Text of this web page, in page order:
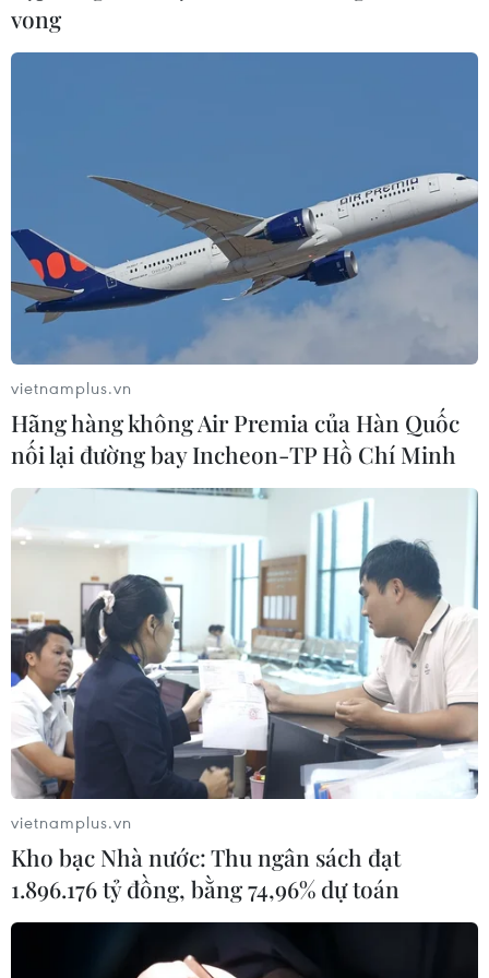
hàng đồng loạt giảm giá; trong
đó, giá đường 11 hợp đồng tháng
#Thị trường hàng hóa nguyên liệu thế giới
#giá càphê Arabica và Robusta
#giá dầu thô OPEC+
#dự trữ dầu Mỹ giảm
#Giá dầu TP. Hà Nội
Theo dõi VietnamPlus
TIN LIÊN QUAN
vong
vietnamplus.vn
Hãng hàng không Air Premia của Hàn Quốc
nối lại đường bay Incheon-TP Hồ Chí Minh
vietnamplus.vn
Kho bạc Nhà nước: Thu ngân sách đạt
1.896.176 tỷ đồng, bằng 74,96% dự toán